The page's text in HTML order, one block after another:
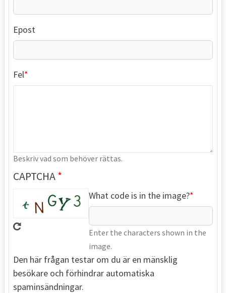
Epost
Fel
Beskriv vad som behöver rättas.
CAPTCHA
What code is in the image?
Enter the characters shown in the
image.
Den här frågan testar om du är en mänsklig
besökare och förhindrar automatiska
spaminsändningar.